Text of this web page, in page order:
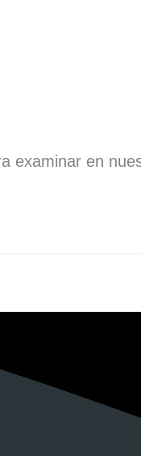
examinar en